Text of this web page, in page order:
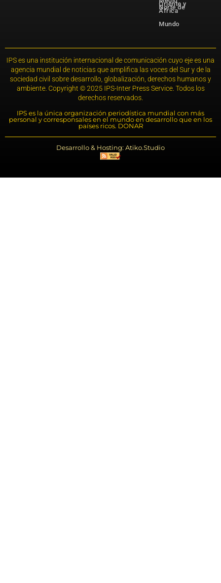
Oriente y
Norte de
África
Mundo
IPS es una institución internacional de comunicación cuyo eje es una
agencia mundial de noticias que amplifica las voces del Sur y de la
sociedad civil sobre desarrollo, globalización, derechos humanos y
ambiente. Copyright © 2025 IPS-Inter Press Service. Todos los
derechos reservados.
IPS es la única organización periodística mundial con más
personal y corresponsales en el mundo en desarrollo que en los
países ricos. DONAR
Desarrollo & Hosting: Atiko.Studio